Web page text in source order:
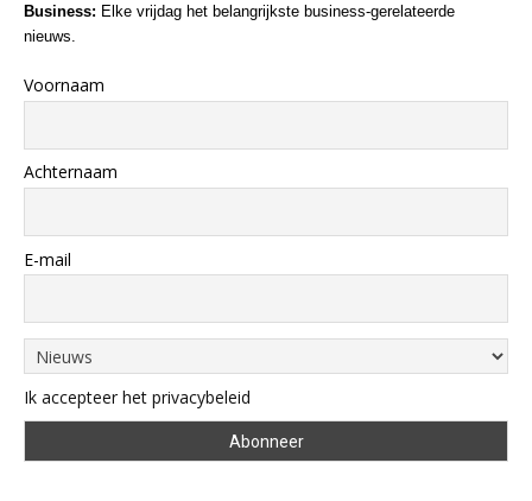
Business: Elke vrijdag het belangrijkste business-gerelateerde
nieuws.
Voornaam
Achternaam
E-mail
Ik accepteer het privacybeleid